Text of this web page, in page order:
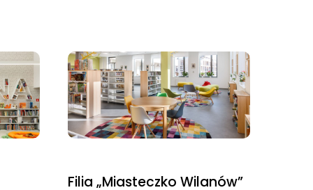
Filia „Miasteczko Wilanów”